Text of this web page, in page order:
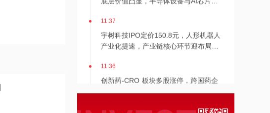
11:37
宇树科技IPO定价150.8元，人形机器人
产业化提速，产业链核心环节迎布局窗
11:36
创新药‑CRO 板块多股涨停，跨国药企